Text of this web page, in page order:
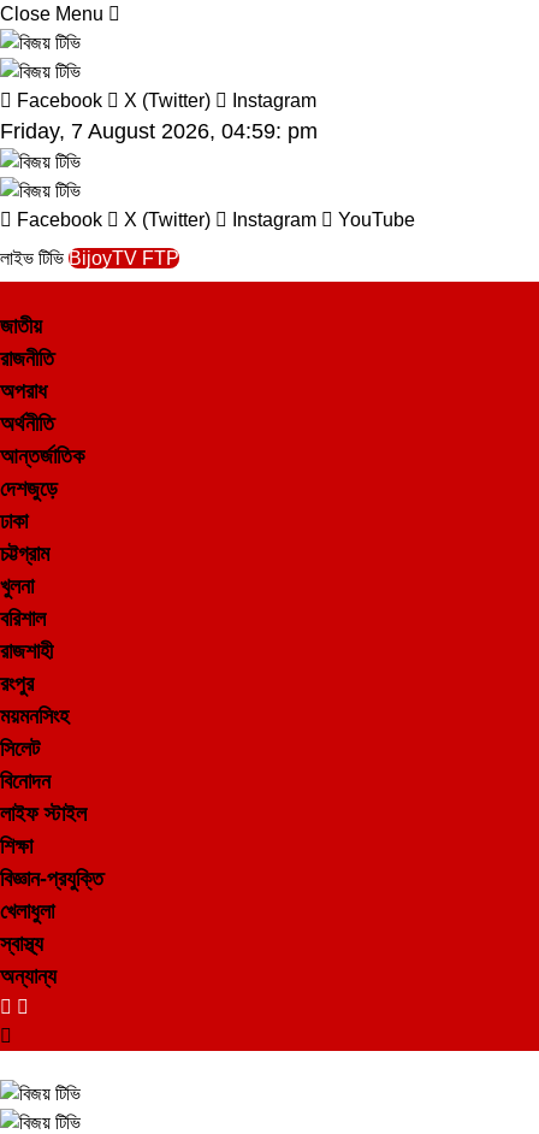
Close Menu
Facebook X (Twitter) Instagram
Friday, 7 August 2026, 04:59: pm
Facebook X (Twitter) Instagram
YouTube
লাইভ টিভি BijoyTV FTP
জাতীয়
রাজনীতি
অপরাধ
অর্থনীতি
আন্তর্জাতিক
দেশজুড়ে
ঢাকা
চট্টগ্রাম
খুলনা
বরিশাল
রাজশাহী
রংপুর
ময়মনসিংহ
সিলেট
বিনোদন
লাইফ স্টাইল
শিক্ষা
বিজ্ঞান-প্রযুক্তি
খেলাধুলা
স্বাস্থ্য
অন্যান্য